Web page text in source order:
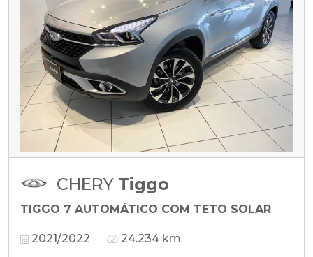
CHERY Tiggo
TIGGO 7 AUTOMÁTICO COM TETO SOLAR
2021/2022 24.234 km